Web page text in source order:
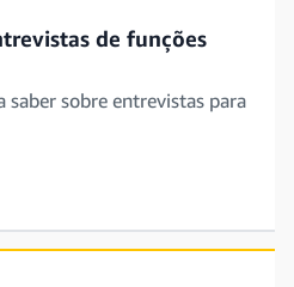
de funções
saber sobre entrevistas para